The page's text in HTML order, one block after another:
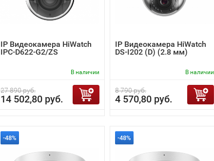
IP Видеокамера HiWatch
IPC-D622-G2/ZS
В наличии
27 890 руб.
14 502,80 руб.
IP Видеокамера HiWatch
DS-I202 (D) (2.8 мм)
В наличии
8 790 руб.
4 570,80 руб.
-48% -48%